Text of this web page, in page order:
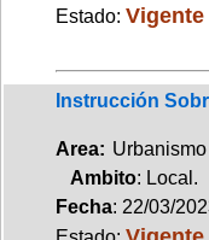
Estado: Vigente
Instrucción
Area:
Ambito: Local.
Fecha: 22/03/